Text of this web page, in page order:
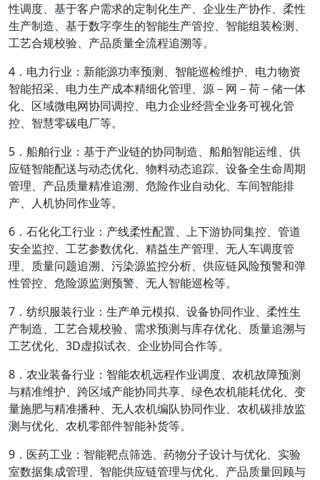
性调度、基于客户需求的定制化生产、企业生产协作、柔性
生产制造、基于数字孪生的智能生产管控、智能组装检测、
工艺合规校验、产品质量全流程追溯等。
4．电力行业：新能源功率预测、智能巡检维护、电力物资
智能招采、电力生产成本精细化管理、源－网－荷－储一体
化、区域微电网协同调控、电力企业经营全业务可视化管
控、智慧零碳电厂等。
5．船舶行业：基于产业链的协同制造、船舶智能运维、供
应链智能配送与动态优化、物料动态追踪、设备全生命周期
管理、产品质量精准追溯、危险作业自动化、车间智能排
产、人机协同作业等。
6．石化化工行业：产线柔性配置、上下游协同集控、管道
安全监控、工艺参数优化、精益生产管理、无人车调度管
理、质量问题追溯、污染源监控分析、供应链风险预警和弹
性管控、危险源监测预警、无人智能巡检等。
7．纺织服装行业：生产单元模拟、设备协同作业、柔性生
产制造、工艺合规校验、需求预测与库存优化、质量追溯与
工艺优化、3D虚拟试衣、企业协同合作等。
8．农业装备行业：智能农机远程作业调度、农机故障预测
与精准维护、跨区域产能协同共享、绿色农机能耗优化、变
量施肥与精准播种、无人农机编队协同作业、农机碳排放监
测与优化、农机零部件智能补货等。
9．医药工业：智能靶点筛选、药物分子设计与优化、实验
室数据集成管理、智能供应链管理与优化、产品质量回顾与